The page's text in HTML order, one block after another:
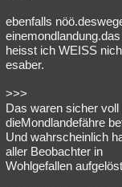
weitere Rubriken
Philosophie Träume
Astronomie
Musik Clash
Übersichten
Besucht
ebenfalls
einemondlandung.das
heisst ich WEISS
esaber.
>>>
Das waren sicher
dieMondlandefähre
Und wahrscheinlich
aller Beobachter in
Wohlgefallen